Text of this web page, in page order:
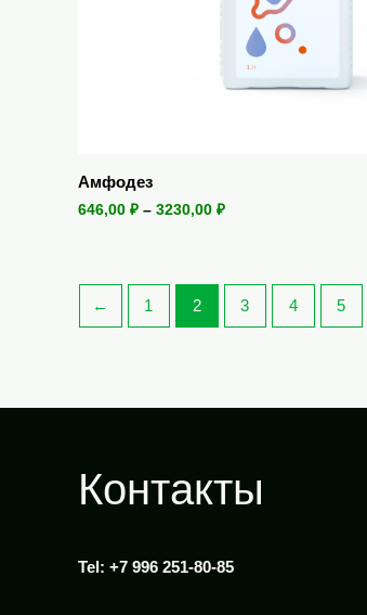
Амфодез
646,00 ₽ – 3230,00 ₽
← 1 2 3 4 5
Контакты
Tel: +7 996 251-80-85